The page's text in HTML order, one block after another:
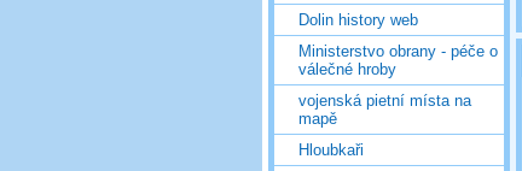
Dolin history web
Ministerstvo obrany - péče o
válečné hroby
vojenská pietní místa na
mapě
Hloubkaři